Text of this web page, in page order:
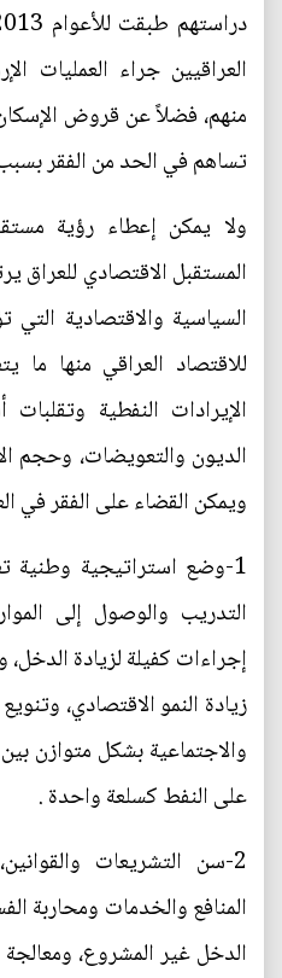
العراقيين جراء العمليات
منهم، فضلاً عن قروض
تساهم في الحد من الفقر بسبب
ولا يمكن إعطاء رؤية
المستقبل الاقتصادي للعراق
السياسية والاقتصادية التي
للاقتصاد العراقي منها ما
الإيرادات النفطية
الديون والتعويضات، وحجم
ويمكن القضاء على الفقر في
1-وضع استراتيجية وطنية
التدريب والوصول إلى
إجراءات كفيلة لزيادة
زيادة النمو الاقتصادي،
والاجتماعية بشكل متوازن
على النفط كسلعة واحدة .
2-سن التشريعات
المنافع والخدمات ومحاربة
الدخل غير المشروع،